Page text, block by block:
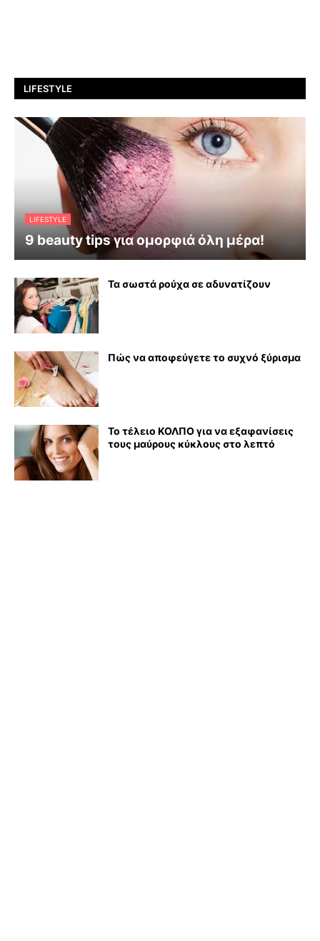
LIFESTYLE
LIFESTYLE
9 beauty tips για ομορφιά όλη μέρα!
Τα σωστά ρούχα σε αδυνατίζουν
Πώς να αποφεύγετε το συχνό ξύρισμα
Το τέλειο ΚΟΛΠΟ για να εξαφανίσεις
τους μαύρους κύκλους στο λεπτό